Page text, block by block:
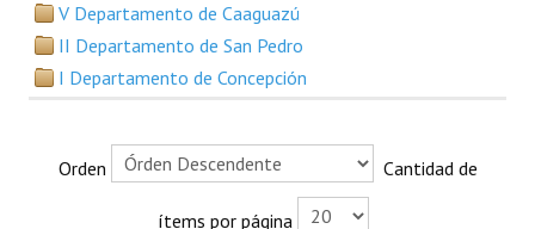
ACTIVIDADES DE CONTROL
Informe y Dictamen sobre el Informe Financiero del Ministerio de
Rendición de Cuentas de Viáticos
Reporte de Hechos Punibles
V Departamento de Caaguazú
II Departamento de San Pedro
I Departamento de Concepción
Orden Cantidad de
ítems por página